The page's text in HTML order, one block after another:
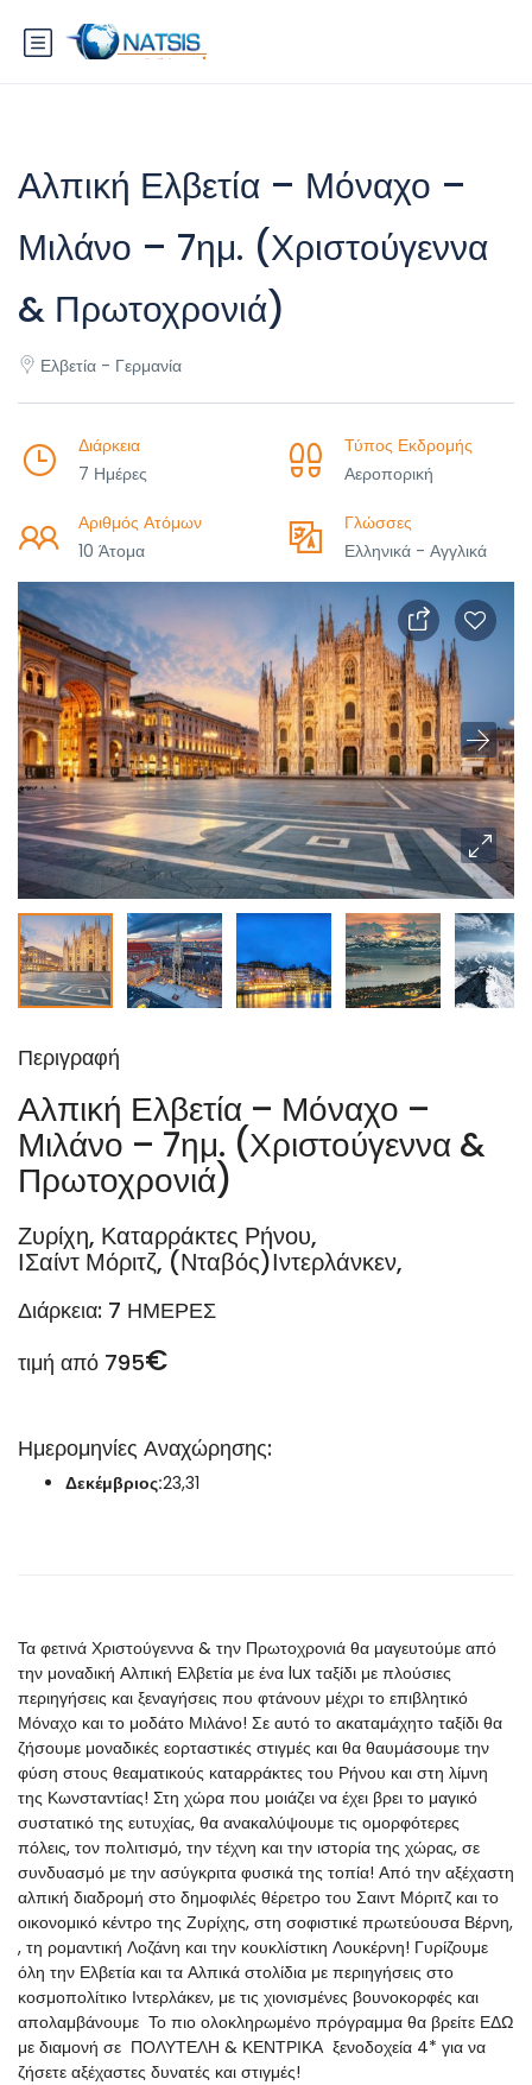
Αλπική Ελβετία – Μόναχο –
Μιλάνο – 7ημ. (Χριστούγεννα
& Πρωτοχρονιά)
Ελβετία - Γερμανία
Διάρκεια
7 Ημέρες
Τύπος Εκδρομής
Αεροπορική
Αριθμός Ατόμων
10 Άτομα
Γλώσσες
Ελληνικά - Αγγλικά
Περιγραφή
Αλπική Ελβετία – Μόναχο –
Μιλάνο – 7ημ. (Χριστούγεννα &
Πρωτοχρονιά)
Ζυρίχη, Καταρράκτες Ρήνου,
ΙΣαίντ Μόριτζ, (Νταβός)Ιντερλάνκεν,
Διάρκεια: 7 ΗΜΕΡΕΣ
τιμή από 795€
Ημερομηνίες Αναχώρησης:
Δεκέμβριος:23,31
Τα φετινά Χριστούγεννα & την Πρωτοχρονιά θα μαγευτούμε από
την μοναδική Αλπική Ελβετία με ένα lux ταξίδι με πλούσιες
περιηγήσεις και ξεναγήσεις που φτάνουν μέχρι το επιβλητικό
Μόναχο και το μοδάτο Μιλάνο! Σε αυτό το ακαταμάχητο ταξίδι θα
ζήσουμε μοναδικές εορταστικές στιγμές και θα θαυμάσουμε την
φύση στους θεαματικούς καταρράκτες του Ρήνου και στη λίμνη
της Κωνσταντίας! Στη χώρα που μοιάζει να έχει βρει το μαγικό
συστατικό της ευτυχίας, θα ανακαλύψουμε τις ομορφότερες
πόλεις, τον πολιτισμό, την τέχνη και την ιστορία της χώρας, σε
συνδυασμό με την ασύγκριτα φυσικά της τοπία! Από την αξέχαστη
αλπική διαδρομή στο δημοφιλές θέρετρο του Σαιντ Μόριτζ και το
οικονομικό κέντρο της Ζυρίχης, στη σοφιστικέ πρωτεύουσα Βέρνη,
, τη ρομαντική Λοζάνη και την κουκλίστικη Λουκέρνη! Γυρίζουμε
όλη την Ελβετία και τα Αλπικά στολίδια με περιηγήσεις στο
κοσμοπολίτικο Ιντερλάκεν, με τις χιονισμένες βουνοκορφές και
απολαμβάνουμε Το πιο ολοκληρωμένο πρόγραμμα θα βρείτε ΕΔΩ
με διαμονή σε ΠΟΛΥΤΕΛΗ & ΚΕΝΤΡΙΚΑ ξενοδοχεία 4* για να
ζήσετε αξέχαστες δυνατές και στιγμές!